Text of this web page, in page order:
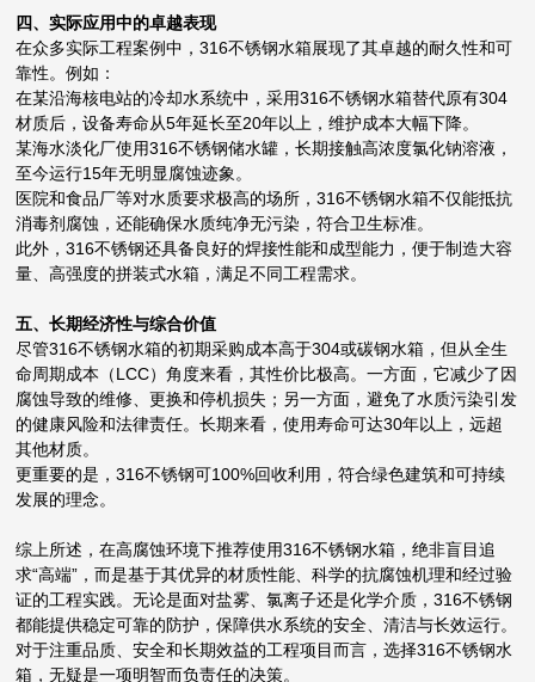
四、实际应用中的卓越表现
在众多实际工程案例中，316不锈钢水箱展现了其卓越的耐久性和可
靠性。例如：
在某沿海核电站的冷却水系统中，采用316不锈钢水箱替代原有304
材质后，设备寿命从5年延长至20年以上，维护成本大幅下降。
某海水淡化厂使用316不锈钢储水罐，长期接触高浓度氯化钠溶液，
至今运行15年无明显腐蚀迹象。
医院和食品厂等对水质要求极高的场所，316不锈钢水箱不仅能抵抗
消毒剂腐蚀，还能确保水质纯净无污染，符合卫生标准。
此外，316不锈钢还具备良好的焊接性能和成型能力，便于制造大容
量、高强度的拼装式水箱，满足不同工程需求。
五、长期经济性与综合价值
尽管316不锈钢水箱的初期采购成本高于304或碳钢水箱，但从全生
命周期成本（LCC）角度来看，其性价比极高。一方面，它减少了因
腐蚀导致的维修、更换和停机损失；另一方面，避免了水质污染引发
的健康风险和法律责任。长期来看，使用寿命可达30年以上，远超
其他材质。
更重要的是，316不锈钢可100%回收利用，符合绿色建筑和可持续
发展的理念。
综上所述，在高腐蚀环境下推荐使用316不锈钢水箱，绝非盲目追
求“高端”，而是基于其优异的材质性能、科学的抗腐蚀机理和经过验
证的工程实践。无论是面对盐雾、氯离子还是化学介质，316不锈钢
都能提供稳定可靠的防护，保障供水系统的安全、清洁与长效运行。
对于注重品质、安全和长期效益的工程项目而言，选择316不锈钢水
箱，无疑是一项明智而负责任的决策。